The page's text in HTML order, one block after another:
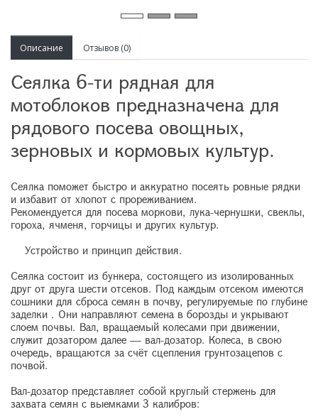
Описание Отзывов (0)
Сеялка 6-ти рядная для
мотоблоков предназначена для
рядового посева овощных,
зерновых и кормовых культур.
Сеялка поможет быстро и аккуратно посеять ровные рядки
и избавит от хлопот с прореживанием.
Рекомендуется для посева моркови, лука-чернушки, свеклы,
гороха, ячменя, горчицы и других культур.
Устройство и принцип действия.
Сеялка состоит из бункера, состоящего из изолированных
друг от друга шести отсеков. Под каждым отсеком имеются
сошники для сброса семян в почву, регулируемые по глубине
заделки . Они направляют семена в борозды и укрывают
слоем почвы. Вал, вращаемый колесами при движении,
служит дозатором далее — вал-дозатор. Колеса, в свою
очередь, вращаются за счёт сцепления грунтозацепов с
почвой.
Вал-дозатор представляет собой круглый стержень для
захвата семян с выемками 3 калибров: